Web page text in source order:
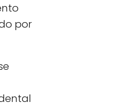
por